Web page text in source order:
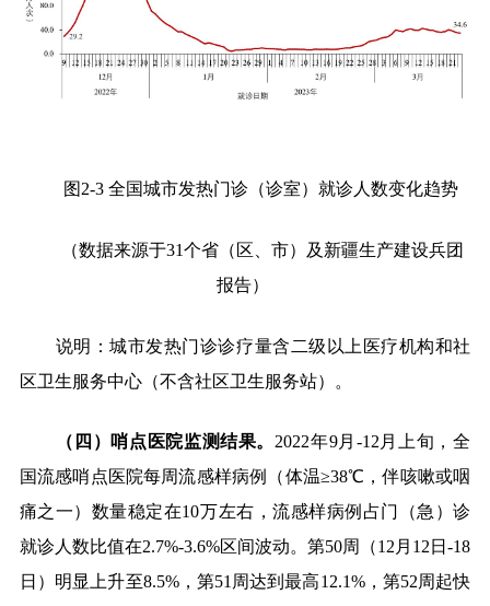
图2-3 全国城市发热门诊（诊室）就诊人数变化趋势
（数据来源于31个省（区、市）及新疆生产建设兵团
报告）
说明：城市发热门诊诊疗量含二级以上医疗机构和社
区卫生服务中心（不含社区卫生服务站）。
（四）哨点医院监测结果。2022年9月 -12月上旬，全
国流感哨点医院每周流感样病例（体温≥38℃，伴咳嗽或咽
痛之一）数量稳定在10万左右，流感样病例占门（急）诊
就诊人数比值在2.7%-3.6%区间波动。第50周（12月 12日-18
日）明显上升至8.5%，第51周达到最高12.1%，第52周起快